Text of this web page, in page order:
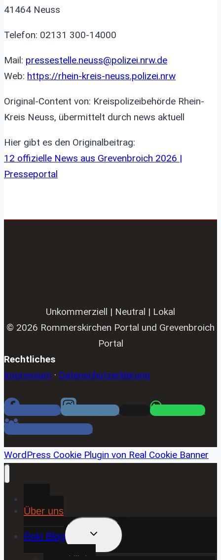
41464 Neuss
Telefon: 02131 300-14000
Mail: pressestelle.neuss@polizei.nrw.de
Web: https://rhein-kreis-neuss.polizei.nrw
Original-Content von: Kreispolizeibehörde Rhein-
Kreis Neuss, übermittelt durch news aktuell
Hier gibt es den Originalbeitrag:
12 offizielle News aus Grevenbroich 2026 |
Presseportal
Unkommerziell | Neutral | Lokal
© 2026 Rommerskirchen Portal und Grevenbroich
Portal
Rechtliches
Impressum · Datenschutzerklärung
Facebook Instagram
WhatsApp
Facebook Gruppe
WordPress Cookie Plugin von Real Cookie Banner
Über uns
Roki Blog
UNTERMENÜ
UMSCHALTEN